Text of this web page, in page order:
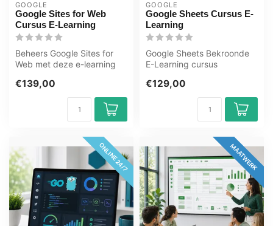
GOOGLE
Google Sites for Web
Cursus E-Learning
Beheers Google Sites for
Web met deze e-learning
toegang, lee...
€139,00
GOOGLE
Google Sheets Cursus E-
Learning
Google Sheets Bekroonde
E-Learning cursus
video's met g...
€129,00
ONLINE 24/7 MAATWERK